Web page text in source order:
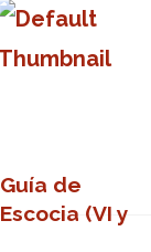
Guía de
Escocia (VI y